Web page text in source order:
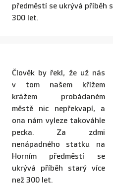
předměstí se ukrývá příběh
300 let.
Člověk by řekl, že už nás
v tom našem křížem
krážem probádaném
městě nic nepřekvapí, a
ona nám vyleze takováhle
pecka. Za zdmi
nenápadného statku na
Horním předměstí se
ukrývá příběh starý více
než 300 let.